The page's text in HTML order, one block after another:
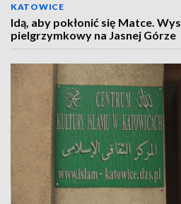
KATOWICE
Idą, aby pokłonić się Matce.
pielgrzymkowy na Jasnej Górze